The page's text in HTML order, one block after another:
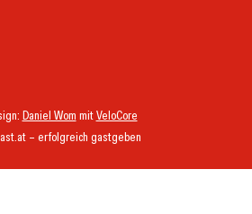
– erfolgreich gastgeben
Daniel Wom mitVeloCore